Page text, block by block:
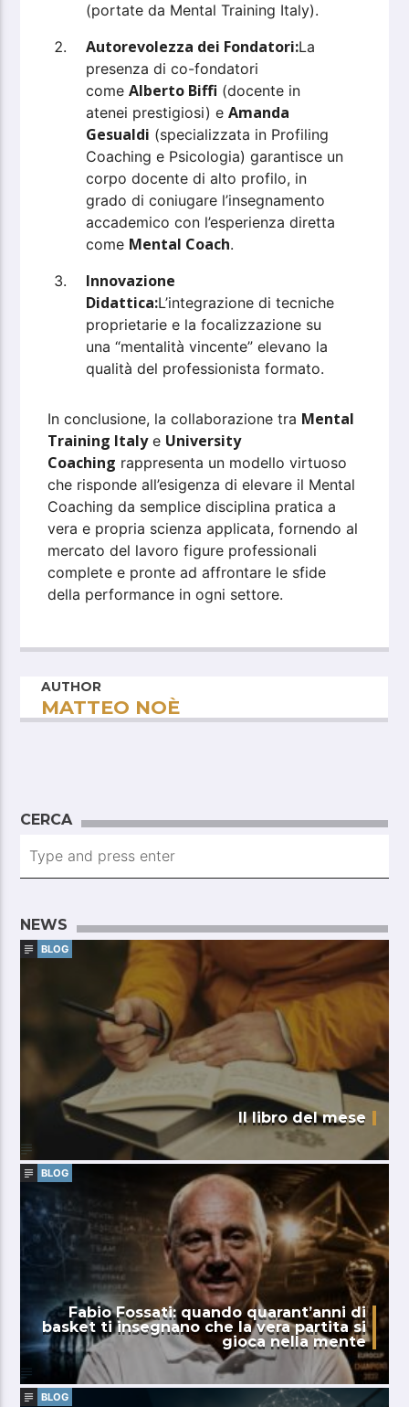
(portate da Mental Training Italy).
Autorevolezza dei Fondatori:La
presenza di co-fondatori
comeAlberto Biffi (docente in
atenei prestigiosi) eAmanda
Gesualdi (specializzata in Profiling
Coaching e Psicologia) garantisce un
corpo docente di alto profilo, in
grado di coniugare l’insegnamento
accademico con l’esperienza diretta
come Mental Coach.
Innovazione
Didattica:L’integrazione di tecniche
proprietarie e la focalizzazione su
una “mentalità vincente” elevano la
qualità del professionista formato.
In conclusione, la collaborazione tra Mental
Training Italye University
Coaching rappresenta un modello virtuoso
che risponde all’esigenza di elevare il Mental
Coaching da semplice disciplina pratica a
vera e propria scienza applicata, fornendo al
mercato del lavoro figure professionali
complete e pronte ad affrontare le sfide
della performance in ogni settore.
AUTHOR
MATTEO NOÈ
CERCA
NEWS
BLOG
Il libro del mese
BLOG
Fabio Fossati: quando quarant’anni di
basket ti insegnano che la vera partita si
gioca nella mente
BLOG